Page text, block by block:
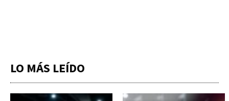
LO MÁS LEÍDO